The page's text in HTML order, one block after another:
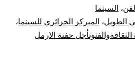
، السينما
الطويل، المبركز الجزائري للسينما،
الثقافةوالفنونأجل حفنة الارمل